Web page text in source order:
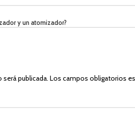
y un atomizador?
publicada. Los campos obligatorios